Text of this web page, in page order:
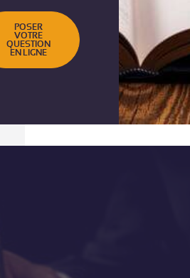
POSER
VOTRE
QUESTION
EN LIGNE